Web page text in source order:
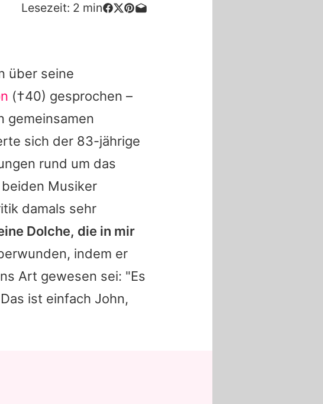
Lesezeit: 2 min
über seine
(†40) gesprochen –
gemeinsamen
sich der 83-jährige
rund um das
Musiker
damals sehr
Dolche, die in mir
indem er
Art gewesen sei: "Es
ist einfach John,